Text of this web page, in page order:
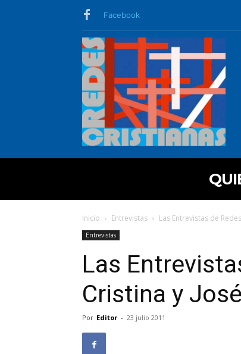
Facebook
Inicio Entrevistas Las Entrevistas de
Entrevistas
Las
Cristina y
Por Editor - 23 julio 2011